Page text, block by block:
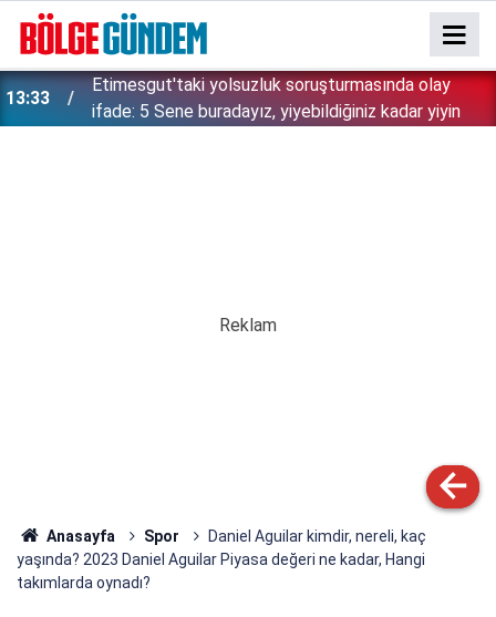
13:33
Etimesgut'taki yolsuzluk soruşturmasında olay
ifade: 5 Sene buradayız, yiyebildiğiniz kadar yiyin
Anasayfa Spor
Daniel Aguilar kimdir, nereli, kaç
yaşında? 2023 Daniel Aguilar Piyasa değeri ne kadar, Hangi
takımlarda oynadı?